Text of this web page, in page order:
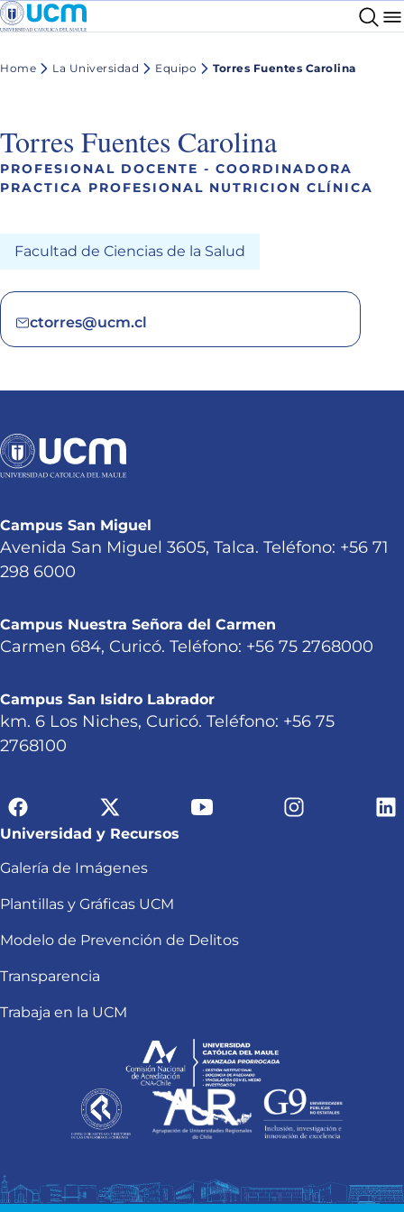
Home La Universidad Equipo Torres Fuentes Carolina
Torres Fuentes Carolina
PROFESIONAL DOCENTE - COORDINADORA
PRACTICA PROFESIONAL NUTRICION CLÍNICA
Facultad de Ciencias de la Salud
ctorres@ucm.cl
Campus San Miguel
Avenida San Miguel 3605, Talca. Teléfono: +56 71
298 6000
Campus Nuestra Señora del Carmen
Carmen 684, Curicó. Teléfono: +56 75 2768000
Campus San Isidro Labrador
km. 6 Los Niches, Curicó. Teléfono: +56 75
2768100
Universidad y Recursos
Galería de Imágenes
Plantillas y Gráficas UCM
Modelo de Prevención de Delitos
Transparencia
Trabaja en la UCM